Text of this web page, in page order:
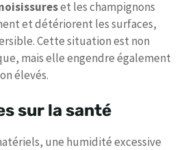
et les champignons
et détériorent les surfaces,
Cette situation est non
mais elle engendre également
élevés.
sur la santé
une humidité excessive